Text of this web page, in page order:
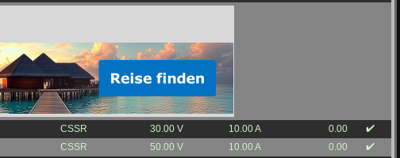
CSSR 30.00 V 10.00 A 0.00
✔️
CSSR 50.00 V 10.00 A 0.00
✔️